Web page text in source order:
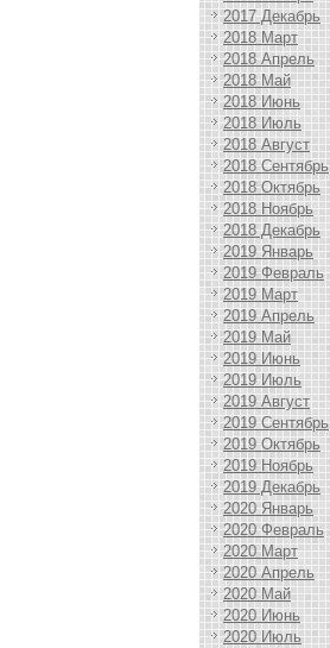
2017 Декабрь
2018 Март
2018 Апрель
2018 Май
2018 Июнь
2018 Июль
2018 Август
2018 Сентябрь
2018 Октябрь
2018 Ноябрь
2018 Декабрь
2019 Январь
2019 Февраль
2019 Март
2019 Апрель
2019 Май
2019 Июнь
2019 Июль
2019 Август
2019 Сентябрь
2019 Октябрь
2019 Ноябрь
2019 Декабрь
2020 Январь
2020 Февраль
2020 Март
2020 Апрель
2020 Май
2020 Июнь
2020 Июль